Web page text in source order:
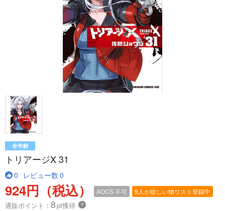
全年齢
トリアージX 31
0 レビュー数 0
924円（税込） AOCS不可 9人が欲しい物リスト登録中
通販ポイント： 8pt獲得 ？